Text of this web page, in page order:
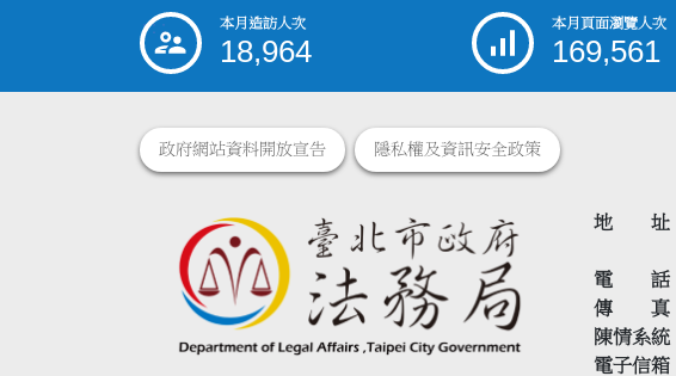
::: 本月造訪人次
18,964
本月頁面瀏覽人次
169,561
政府網站資料開放宣告 隱私權及資訊安全政策
地 址
電 話
傳 真
陳情系統
電子信箱